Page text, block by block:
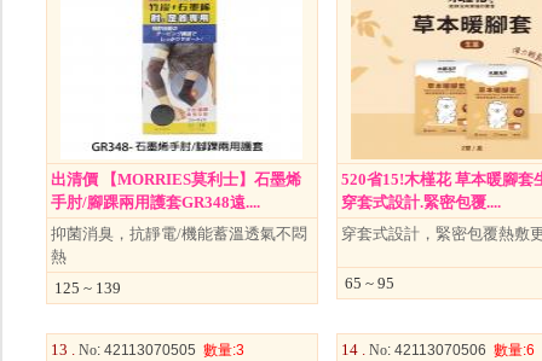
出清價 【MORRIES莫利士】石墨烯
手肘/腳踝兩用護套GR348遠....
抑菌消臭，抗靜電/機能蓄溫透氣不悶
熱
125 ~ 139
520省15!木槿花 草本暖腳套
穿套式設計.緊密包覆....
穿套式設計，緊密包覆熱敷
65 ~ 95
13 . No: 42113070505 數量:3
14 . No: 42113070506 數量:6